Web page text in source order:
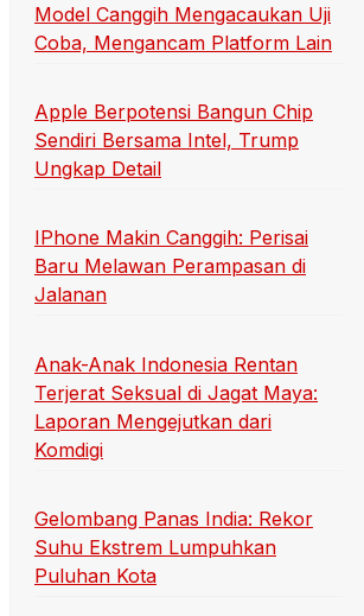
Model Canggih Mengacaukan Uji
Coba, Mengancam Platform Lain
Apple Berpotensi Bangun Chip
Sendiri Bersama Intel, Trump
Ungkap Detail
IPhone Makin Canggih: Perisai
Baru Melawan Perampasan di
Jalanan
Anak-Anak Indonesia Rentan
Terjerat Seksual di Jagat Maya:
Laporan Mengejutkan dari
Komdigi
Gelombang Panas India: Rekor
Suhu Ekstrem Lumpuhkan
Puluhan Kota